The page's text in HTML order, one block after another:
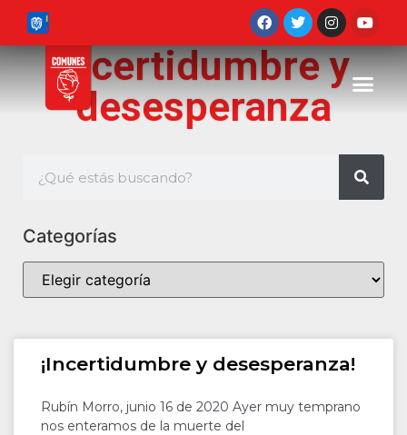
Incertidumbre y
desesperanza
Categorías
¡Incertidumbre y desesperanza!
Rubín Morro, junio 16 de 2020 Ayer muy temprano
nos enteramos de la muerte del